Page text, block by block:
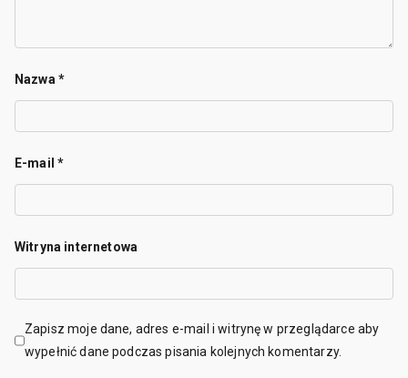
Nazwa *
E-mail*
Witryna internetowa
Zapisz moje dane, adres e-mail i witrynę w przeglądarce aby
wypełnić dane podczas pisania kolejnych komentarzy.